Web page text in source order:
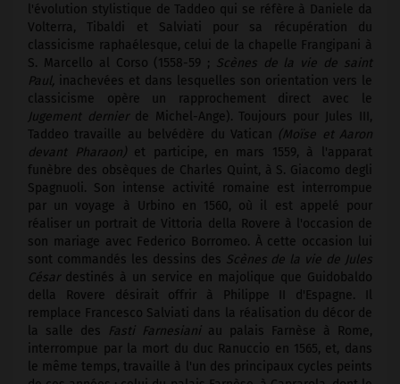
l'évolution stylistique de Taddeo qui se réfère à Daniele da
Volterra, Tibaldi et Salviati pour sa récupération du
classicisme raphaélesque, celui de la chapelle Frangipani à
S. Marcello al Corso (1558-59 ; Scènes de la vie de saint
Paul,
inachevées et dans lesquelles son orientation vers le
classicisme opère un rapprochement direct avec le
Jugement dernier de Michel-Ange). Toujours pour Jules III,
Taddeo travaille au belvédère du Vatican (Moïse et Aaron
devant Pharaon) et participe, en mars 1559, à l'apparat
funèbre des obsèques de Charles Quint, à S. Giacomo degli
Spagnuoli. Son intense activité romaine est interrompue
par un voyage à Urbino en 1560, où il est appelé pour
réaliser un portrait de Vittoria della Rovere à l'occasion de
son mariage avec Federico Borromeo. À cette occasion lui
sont commandés les dessins des Scènes de la vie de Jules
César destinés à un service en majolique que Guidobaldo
della Rovere désirait offrir à Philippe II d'Espagne. Il
remplace Francesco Salviati dans la réalisation du décor de
la salle des
Fasti Farnesiani au palais Farnèse à Rome,
interrompue par la mort du duc Ranuccio en 1565, et, dans
le même temps, travaille à l'un des principaux cycles peints